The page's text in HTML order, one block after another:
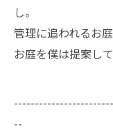
し。
管理に追われるお
お庭を僕は提案し
--